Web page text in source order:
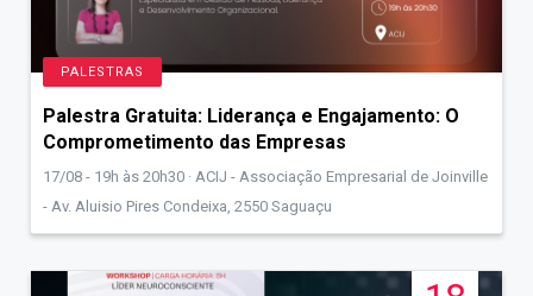
PALESTRAS
Palestra Gratuita: Liderança e Engajamento: O
Comprometimento das Empresas
17/08 - 19h às 20h30 · ACIJ - Associação Empresarial de Joinville
- Av. Aluisio Pires Condeixa, 2550 Saguaçu